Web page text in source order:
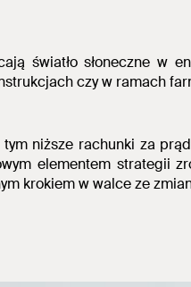
światło słoneczne w
czy w ramach
niższe rachunki za
elementem strategii
krokiem w walce ze